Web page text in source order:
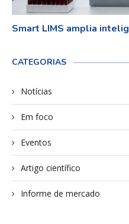
Smart LIMS amplia
CATEGORIAS
Notícias
Em foco
Eventos
Artigo científico
Informe de mercado